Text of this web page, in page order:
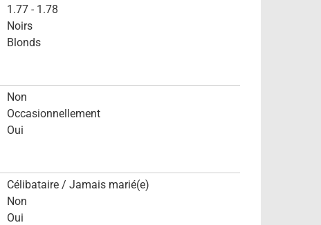
1.77 - 1.78
Noirs
Blonds
Non
Occasionnellement
Oui
Célibataire / Jamais marié(e)
Non
Oui